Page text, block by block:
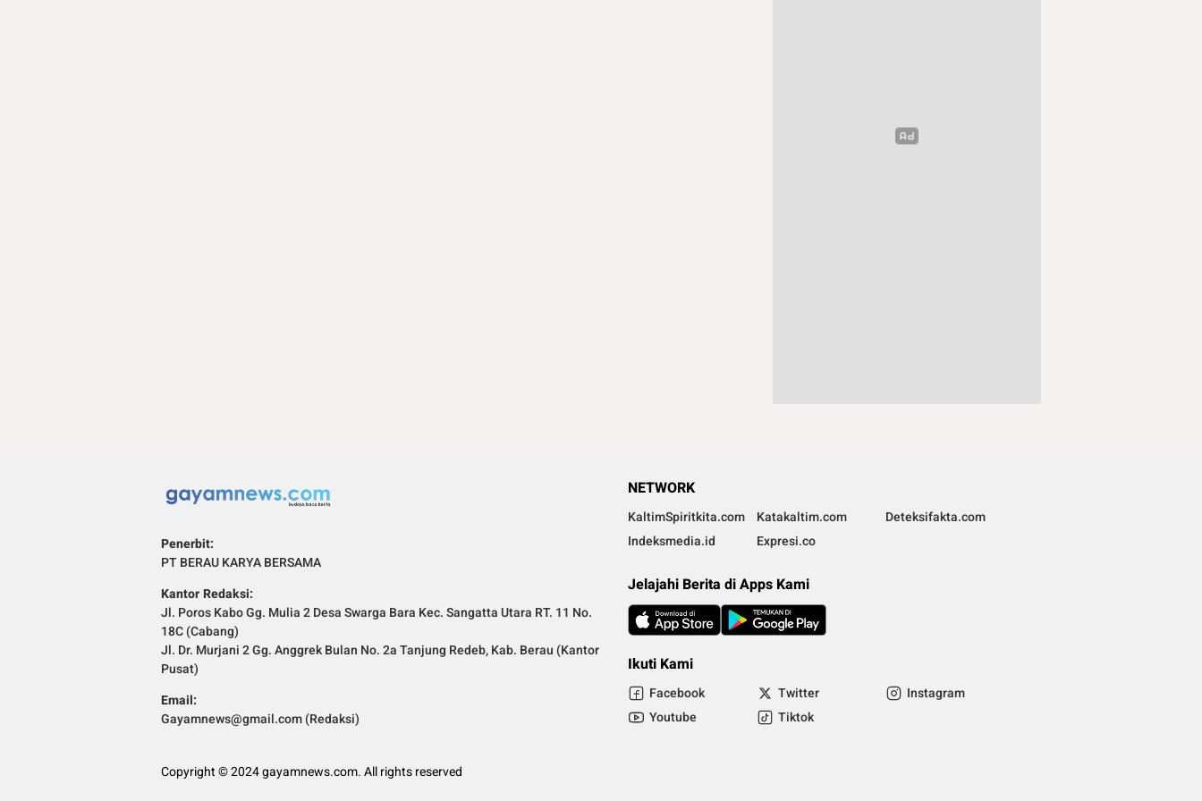
Penerbit:
PT BERAU KARYA BERSAMA
Kantor Redaksi:
Jl. Poros Kabo Gg. Mulia 2 Desa Swarga Bara Kec. Sangatta Utara RT. 11 No.
18C (Cabang)
Jl. Dr. Murjani 2 Gg. Anggrek Bulan No. 2a Tanjung Redeb, Kab. Berau (Kantor
Pusat)
Email:
Gayamnews@gmail.com (Redaksi)
NETWORK
KaltimSpiritkita.com Katakaltim.com
Deteksifakta.com
Indeksmedia.id
Expresi.co
Jelajahi Berita di Apps Kami
Ikuti Kami
Facebook Twitter
Instagram
Youtube
Tiktok
Copyright © 2024 gayamnews.com. All rights reserved